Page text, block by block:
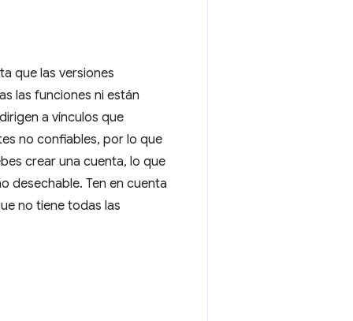
que las versiones
las funciones ni están
a vínculos que
no confiables, por lo que
crear una cuenta, lo que
desechable. Ten en cuenta
no tiene todas las